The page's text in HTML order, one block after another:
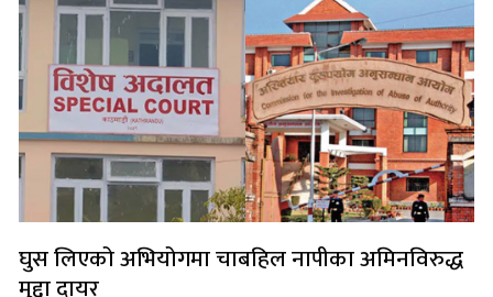
घुस लिएको अभियोगमा चाबहिल नापीका अमिनविरुद्ध
मुद्दा दायर